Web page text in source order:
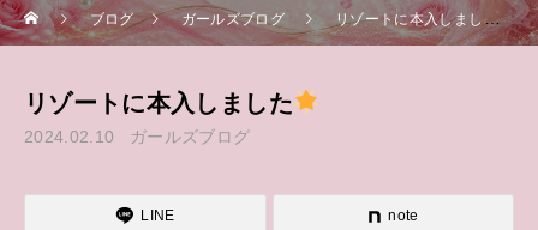
ブログ ガールズブログ リゾートに本入しました
リゾートに本入しました
2024.02.10 ガールズブログ
LINE note